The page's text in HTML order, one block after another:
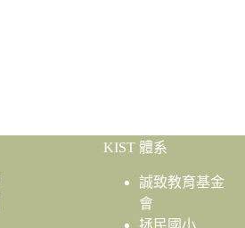
KIST 體系
誠致教育基金
會
拯民國小